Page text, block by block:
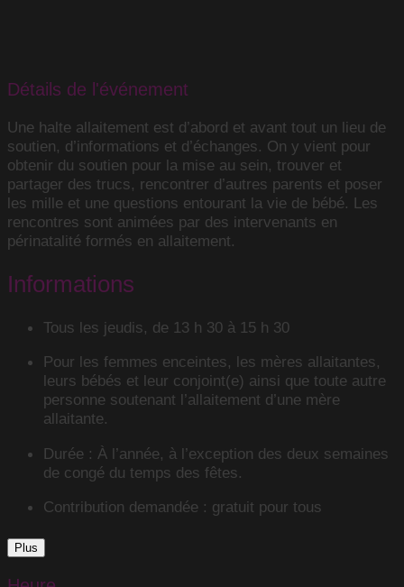
Détails de l'événement
Une halte allaitement est d’abord et avant tout un lieu de
soutien, d’informations et d’échanges. On y vient pour
obtenir du soutien pour la mise au sein, trouver et
partager des trucs, rencontrer d’autres parents et poser
les mille et une questions entourant la vie de bébé. Les
rencontres sont animées par des intervenants en
périnatalité formés en allaitement.
Informations
Tous les jeudis, de 13 h 30 à 15 h 30
Pour les femmes enceintes, les mères allaitantes,
leurs bébés et leur conjoint(e) ainsi que toute autre
personne soutenant l’allaitement d’une mère
allaitante.
Durée : À l’année, à l’exception des deux semaines
de congé du temps des fêtes.
Contribution demandée : gratuit pour tous
Plus